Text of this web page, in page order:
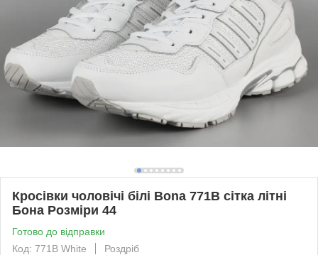
Кросівки чоловічі білі Bona 771B сітка літні
Бона Розміри 44
Готово до відправки
Код: 771B White
Роздріб